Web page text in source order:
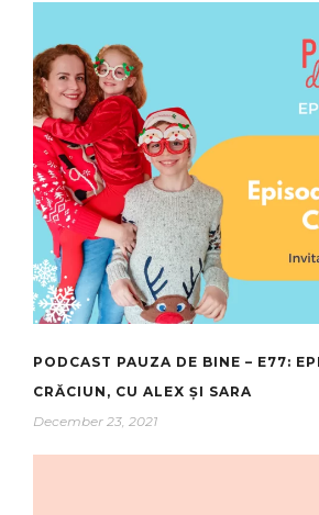
PODCAST PAUZA DE BINE – E77:
CRĂCIUN, CU ALEX ȘI SARA
December 23, 2021